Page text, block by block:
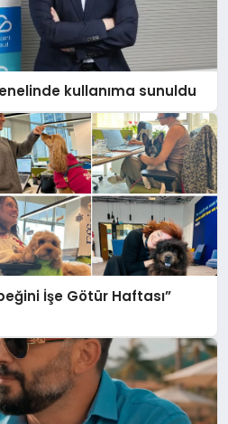
kullanıma sunuldu
İşe Götür Haftası”